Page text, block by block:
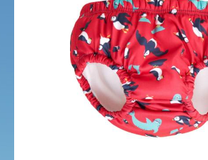
Babys Sicherheit
Kinderwagen & Buggys
Mulltücher
Schnuller & Schnullerketten
Spieldecken & Krabbeldecken
Still-Zubehör